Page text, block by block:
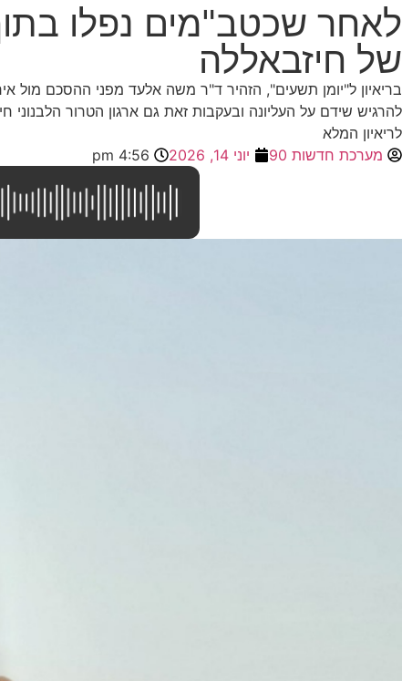
לאחר שכטב"מים נפלו
של חיזבאללה
בריאיון ל"יומן תשעים", הזהיר ד"ר משה אלעד מפני ההסכם מול
להרגיש שידם על העליונה ובעקבות זאת גם ארגון הטרור
לריאיון המלא
מערכת חדשות 90
יוני 14, 2026 4:56 pm